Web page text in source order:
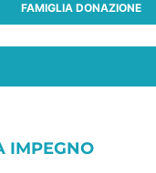
FAMIGLIA DONAZIONE
IMPEGNO